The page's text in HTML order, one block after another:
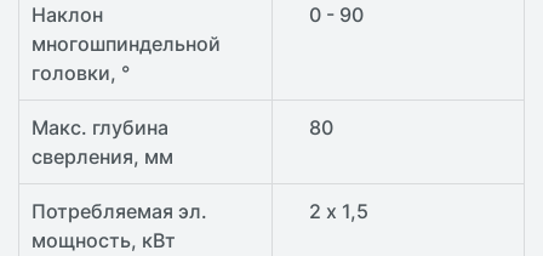
Наклон
многошпиндельной
головки, °
0 - 90
Макс. глубина
сверления, мм
80
Потребляемая эл.
мощность, кВт
2 х 1,5